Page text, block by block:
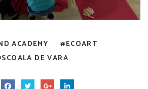
ACADEMY
ECOART
SCOALA DE VARA